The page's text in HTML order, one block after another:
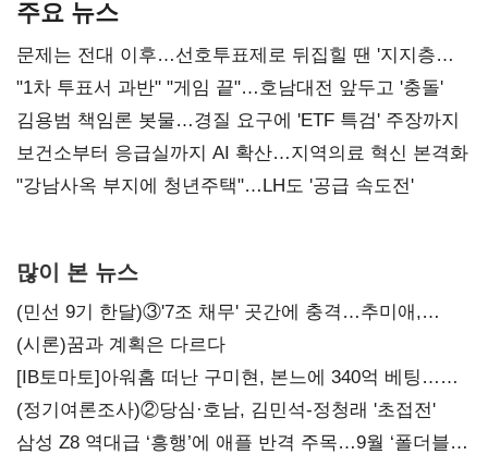
주요 뉴스
문제는 전대 이후…선호투표제로 뒤집힐 땐 '지지층
불복'
"1차 투표서 과반" "게임 끝"…호남대전 앞두고 '충돌'
김용범 책임론 봇물…경질 요구에 'ETF 특검' 주장까지
보건소부터 응급실까지 AI 확산…지역의료 혁신 본격화
"강남사옥 부지에 청년주택"…LH도 '공급 속도전'
많이 본 뉴스
(민선 9기 한달)③'7조 채무' 곳간에 충격…추미애,
20년만에 '비상재정' 선언 승부수
(시론)꿈과 계획은 다르다
[IB토마토]아워홈 떠난 구미현, 본느에 340억 베팅…
가족 지배체제 구축
(정기여론조사)②당심·호남, 김민석-정청래 '초접전'
삼성 Z8 역대급 ‘흥행’에 애플 반격 주목…9월 ‘폴더블